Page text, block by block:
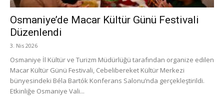
Osmaniye’de Macar Kültür Günü Festivali
Düzenlendi
3. Nis 2026
Osmaniye İl Kültür ve Turizm Müdürlüğü tarafından organize edilen
Macar Kültür Günü Festivali, Cebelibereket Kültür Merkezi
bünyesindeki Béla Bartók Konferans Salonu’nda gerçekleştirildi.
Etkinliğe Osmaniye Vali...